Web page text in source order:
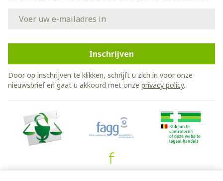
Inschrijven
Door op inschrijven te klikken, schrijft u zich in voor onze
nieuwsbrief en gaat u akkoord met onze privacy policy.